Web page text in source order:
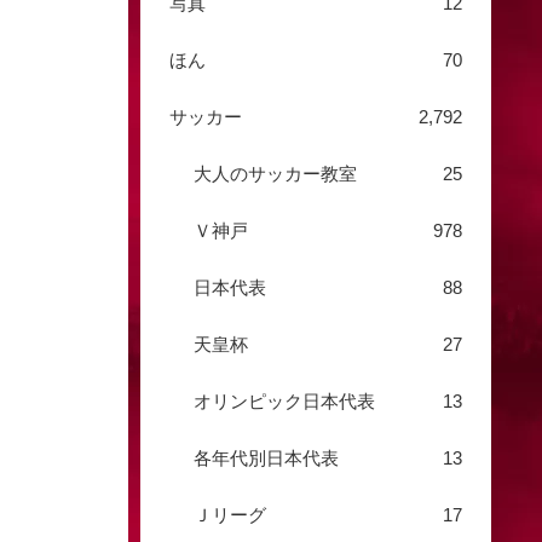
ほん 70
サッカー 2,792
大人のサッカー教室 25
Ｖ神戸 978
日本代表 88
天皇杯 27
オリンピック日本代表 13
各年代別日本代表 13
Ｊリーグ 17